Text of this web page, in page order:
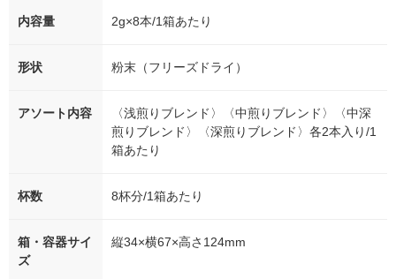
内容量 2g×8本/1箱あたり
形状 粉末（フリーズドライ）
アソート内容
〈浅煎りブレンド〉〈中煎りブレンド〉〈中深
煎りブレンド〉〈深煎りブレンド〉各2本入り/1
箱あたり
杯数 8杯分/1箱あたり
箱・容器サイ
ズ
縦34×横67×高さ124mm